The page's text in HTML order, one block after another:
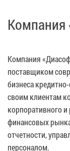
Компания
Компания
поставщиком
бизнеса
своим клиентам
корпоративного
финансовых
отчетности,
персоналом.